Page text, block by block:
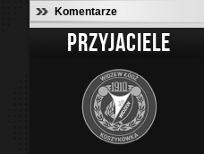
Komentarze
PRZYJACIELE